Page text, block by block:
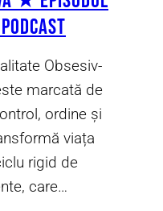
Obsesiv-
marcată de
ordine și
viața
rigid de
care…